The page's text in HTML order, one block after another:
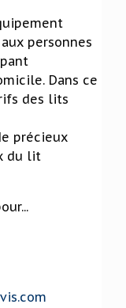
personnes
Dans ce
des lits
précieux
du lit